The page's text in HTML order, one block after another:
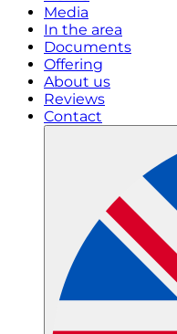
Media
In the area
Documents
Offering
About us
Reviews
Contact